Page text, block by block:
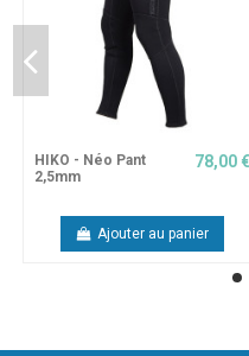
HIKO - Néo Pant
2,5mm
78,00 €
Ajouter au panier